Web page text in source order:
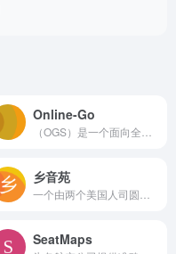
​​Online-Go
乡音苑
SeatMaps